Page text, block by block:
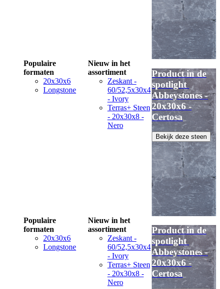
Populaire
formaten
20x30x6
Longstone
Nieuw in het
assortiment
Zeskant -
60/52,5x30x4
- Ivory
Terras+ Steen
- 20x30x8 -
Nero
Product in de
spotlight
Abbeystones -
20x30x6 -
Certosa
Bekijk deze steen
Populaire
formaten
20x30x6
Longstone
Nieuw in het
assortiment
Zeskant -
60/52,5x30x4
- Ivory
Terras+ Steen
- 20x30x8 -
Nero
Product in de
spotlight
Abbeystones -
20x30x6 -
Certosa